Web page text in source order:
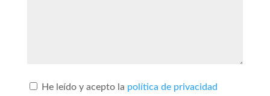
He leído y acepto la política de privacidad